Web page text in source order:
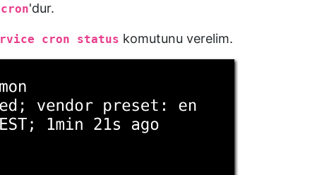
cron'dur.
cron status komutunu verelim.